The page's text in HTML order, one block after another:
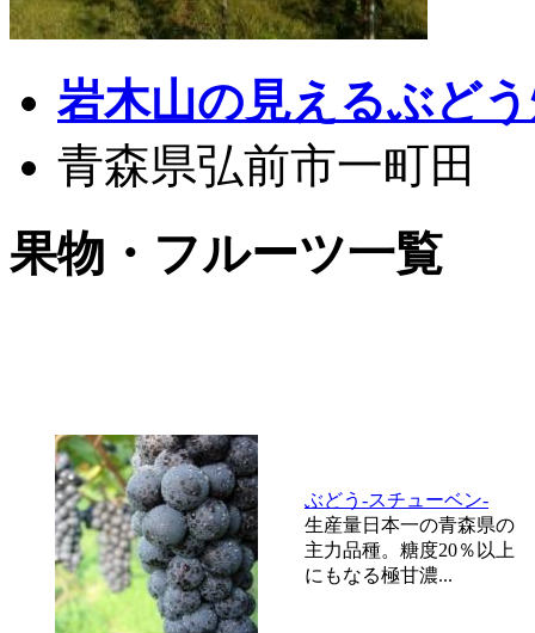
岩木山の見えるぶど
青森県弘前市一町田
果物・フルーツ一覧
ぶどう-スチューベン-
生産量日本一の青森県の
主力品種。糖度20％以上
にもなる極甘濃...